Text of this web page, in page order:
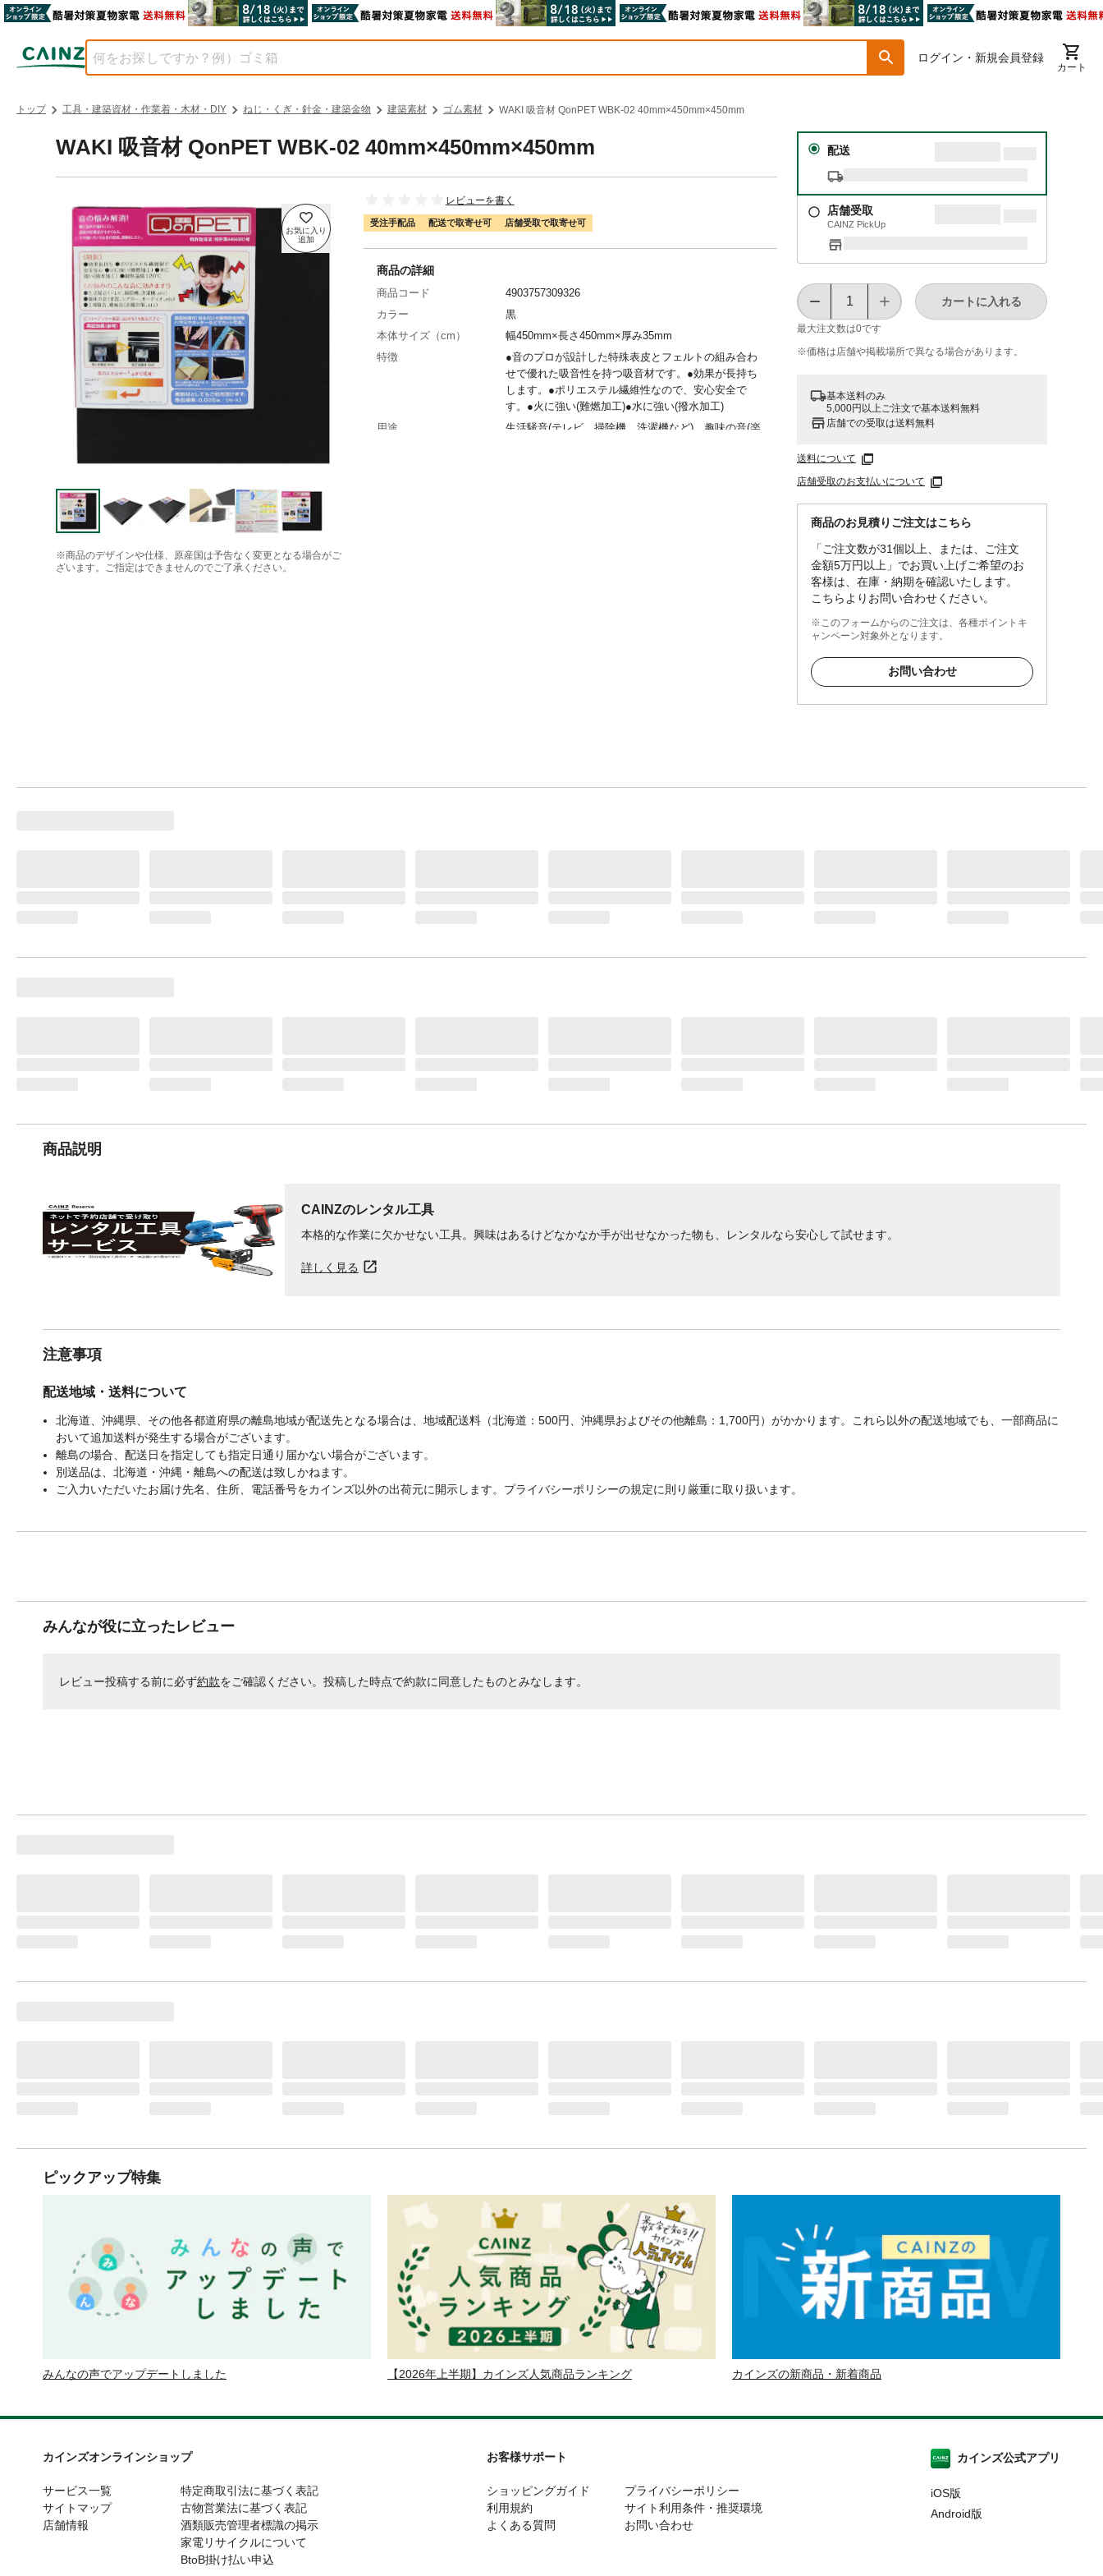
ログイン・新規会員登録
カート
トップ 工具・建築資材・作業着・木材・DIY ねじ・くぎ・針金・建築金物 建築素材 ゴム素材 WAKI 吸音材 QonPET WBK-02 40mm×450mm×450mm
WAKI 吸音材 QonPET WBK-02 40mm×450mm×450mm
※商品のデザインや仕様、原産国は予告なく変更となる場合がご
ざいます。ご指定はできませんのでご了承ください。
レビューを書く
受注手配品 配送で取寄せ可 店舗受取で取寄せ可
配送
店舗受取
CAINZ PickUp
最大注文数は0です
カートに入れる
※価格は​店舗や​掲載場所で​異なる​場合が​あります。
基本送料のみ
5,000円以上ご注文で基本送料無料
店舗での受取は送料無料
送料について
店舗受取のお支払いについて
商品のお見積りご注文はこちら
「ご注文数が31個以上、または、ご注文
金額5万円以上」でお買い上げご希望のお
客様は、在庫・納期を確認いたします。
こちらよりお問い合わせください。
※このフォームからのご注文は、各種ポイントキ
ャンペーン対象外となります。
お問い合わせ
商品の詳細
商品コード
4903757309326
カラー
黒
本体サイズ（cm）
幅450mm×長さ450mm×厚み35mm
特徴
●音のプロが設計した特殊表皮とフェルトの組み合わ
せで優れた吸音性を持つ吸音材です。●効果が長持ち
します。●ポリエステル繊維性なので、安心安全で
す。●火に強い(難燃加工)●水に強い(撥水加工)
用途
生活騒音(テレビ、掃除機、洗濯機など)、趣味の音(楽
商品説明
CAINZのレンタル工具
本格的な作業に欠かせない工具。興味はあるけどなかなか手が出せなかった物も、レンタルなら安心して試せます。
詳しく見る
注意事項
配送地域・送料について
北海道、沖縄県、その他各都道府県の離島地域が配送先となる場合は、地域配送料（北海道：500円、沖縄県およびその他離島：1,700円）がかかります。これら以外の配送地域でも、一部商品に
おいて追加送料が発生する場合がございます。
離島の場合、配送日を指定しても指定日通り届かない場合がございます。
別送品は、北海道・沖縄・離島への配送は致しかねます。
ご入力いただいたお届け先名、住所、電話番号をカインズ以外の出荷元に開示します。プライバシーポリシーの規定に則り厳重に取り扱います。
みんなが役に立ったレビュー
レビュー投稿する前に必ず約款をご確認ください。投稿した時点で約款に同意したものとみなします。
ピックアップ特集
みんなの声でアップデートしました 【2026年上半期】カインズ人気商品ランキング カインズの新商品・新着商品
カインズオンラインショップ
サービス一覧
サイトマップ
店舗情報
特定商取引法に基づく表記
古物営業法に基づく表記
酒類販売管理者標識の掲示
家電リサイクルについて
BtoB掛け払い申込
お客様サポート
ショッピングガイド
利用規約
よくある質問
プライバシーポリシー
サイト利用条件・推奨環境
お問い合わせ
カインズ公式アプリ
iOS版
Android版